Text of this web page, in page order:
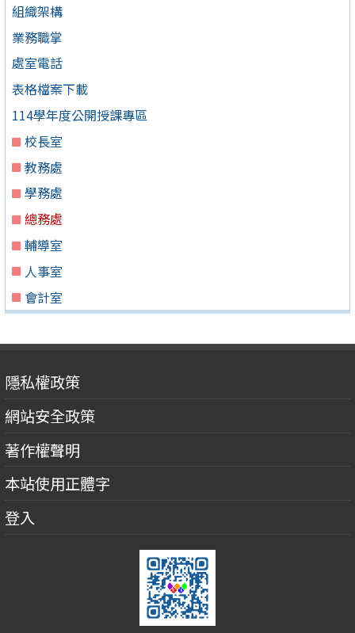
組織架構
業務職掌
處室電話
表格檔案下載
114學年度公開授課專區
校長室
教務處
學務處
總務處
輔導室
人事室
會計室
隱私權政策
網站安全政策
著作權聲明
本站使用正體字
登入